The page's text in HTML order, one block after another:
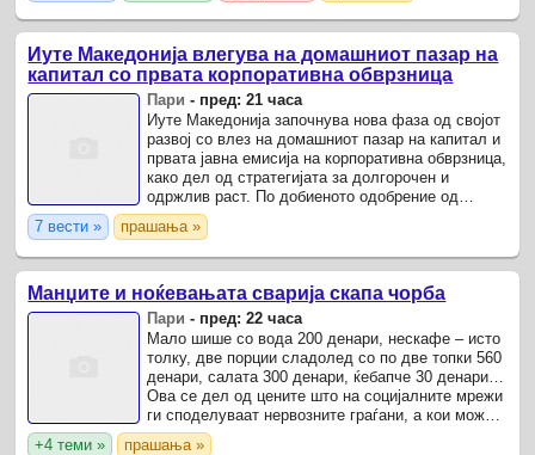
Иуте Македонија влегува на домашниот пазар на
капитал со првата корпоративна обврзница
Пари - пред: 21 часа
Иуте Македонија започнува нова фаза од својот
развој со влез на домашниот пазар на капитал и
првата јавна емисија на корпоративна обврзница,
како дел од стратегијата за долгорочен и
одржлив раст. По добиеното одобрение од
Комисијата за хартии од вредност, компанијата
ќе издаде ...
7 вести » прашања »
Манџите и ноќевањата сварија скапа чорба
Пари - пред: 22 часа
Мало шише со вода 200 денари, нескафе – исто
толку, две порции сладолед со по две топки 560
денари, салата 300 денари, ќебапче 30 денари…
Ова се дел од цените што на социјалните мрежи
ги споделуваат нервозните граѓани, а кои може
да се забележат во голем број угостителски ...
+4 теми » прашања »